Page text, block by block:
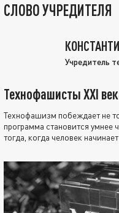
СЛОВО УЧРЕДИТЕЛЯ
Учредитель
Технофашисты XXI
Технофашизм побеждает не
программа становится умнее
тогда, когда человек